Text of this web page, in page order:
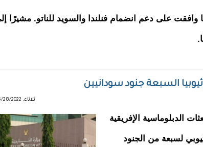
وافقت على دعم انضمام فنلندا والسويد للناتو. مشيرًا
السبعة جنود سودانيين
ثلاثاء, 06/28/2022 - 20:24
الدبلوماسية الإفريقية
لسبعة من الجنود